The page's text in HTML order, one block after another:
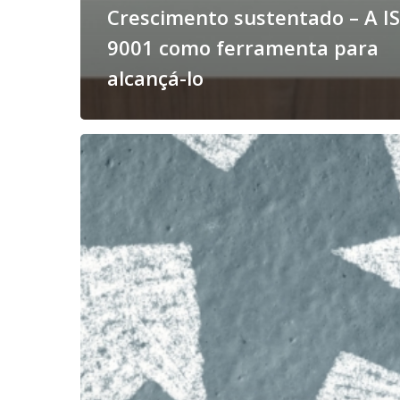
Crescimento sustentado – A
9001 como ferramenta para
alcançá-lo